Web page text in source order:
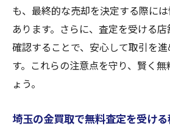
も、最終的な売却を決定する際に
あります。さらに、査定を受ける
確認することで、安心して取引を
す。これらの注意点を守り、賢く
ょう。
埼玉の金買取で無料査定を受け